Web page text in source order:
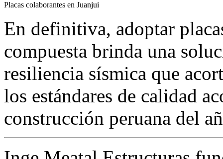
Placas colaborantes en Juanjui
En definitiva, adoptar
compuesta brinda una
resiliencia sísmica que
los estándares de calidad
construcción peruana del